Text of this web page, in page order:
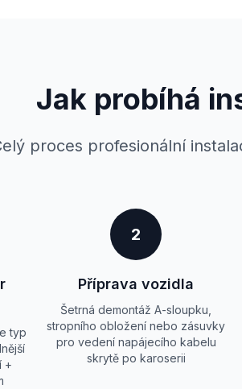
Jak probíhá
proces profesionální
typ
+
2
Příprava vozidla
Šetrná demontáž A-sloupku,
stropního obložení nebo zásuvky
pro vedení napájecího kabelu
skrytě po karoserii